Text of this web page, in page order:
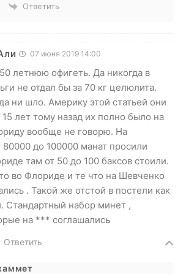
Ответить
07 июня 2019 14:00
летнюю офигеть. Да никогда в
не отдал бы за 70 кг целюлита.
ни шло. Америку этой статьей они
лет тому назад их полно было на
вообще не говорю. На
до 100000 манат просили
там от 50 до 100 баксов стоили.
во Флориде и те что на Шевченко
. Такой же отстой в постели как
Стандартный набор минет ,
на *** соглашались
Ответить